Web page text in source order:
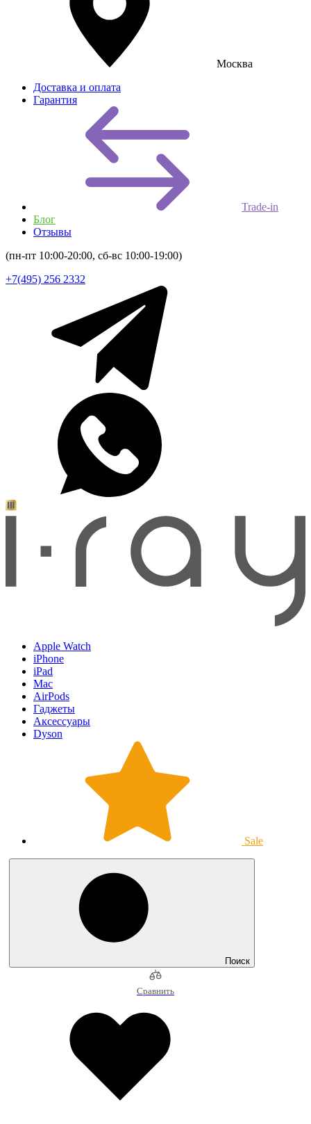
Москва
Доставка и оплата
Гарантия
Trade-in
Блог
Отзывы
(пн-пт 10:00-20:00, сб-вс 10:00-19:00)
+7(495) 256 2332
Apple Watch
iPhone
iPad
Mac
AirPods
Гаджеты
Аксессуары
Dyson
Sale
Поиск
Сравнить